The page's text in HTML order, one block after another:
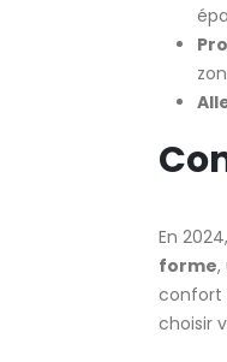
En
forme,
confort
choisir